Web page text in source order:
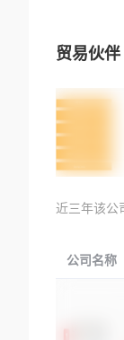
贸易伙伴
近三年该公
公司名称